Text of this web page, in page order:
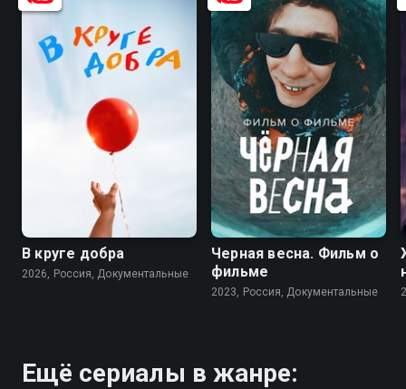
В круге добра
2026, Россия, Документальные
Черная весна. Фильм о
фильме
2023, Россия, Документальные
Ещё сериалы в жанре: